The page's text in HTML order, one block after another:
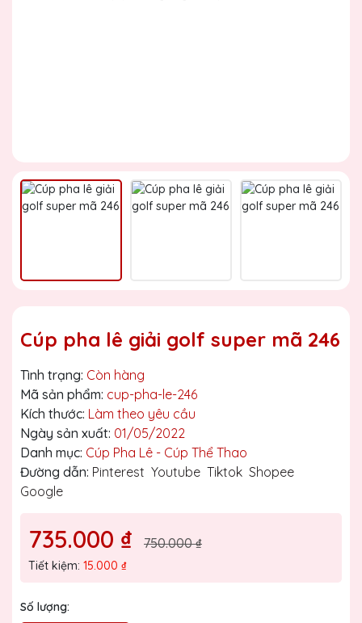
Cúp pha lê giải golf super mã 246
Tình trạng: Còn hàng
Mã sản phẩm: cup-pha-le-246
Kích thước: Làm theo yêu cầu
Ngày sản xuất: 01/05/2022
Danh mục: Cúp Pha Lê - Cúp Thể Thao
Đường dẫn: Pinterest Youtube Tiktok Shopee
Google
735.000 ₫ 750.000 ₫
Tiết kiệm: 15.000 ₫
Số lượng: